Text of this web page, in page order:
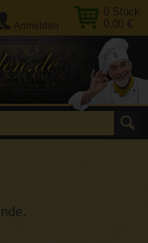
0 Stück
0,00 €
Anmelden